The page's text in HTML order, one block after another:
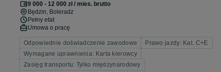
9 000 - 12 000 zł / mies. brutto
Będzin, Boleradz
Pełny etat
Umowa o pracę
Odpowiednie doświadczenie zawodowe
Prawo jazdy: Kat. C+E
Wymagane uprawnienia: Karta kierowcy
Zasięg transportu: Tylko międzynarodowy